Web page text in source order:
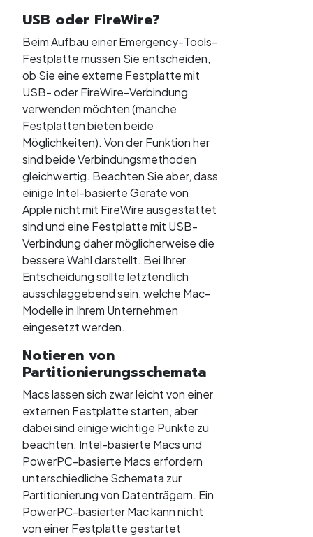
USB oder FireWire?
Beim Aufbau einer Emergency-Tools-
Festplatte müssen Sie entscheiden,
ob Sie eine externe Festplatte mit
USB- oder FireWire-Verbindung
verwenden möchten (manche
Festplatten bieten beide
Möglichkeiten). Von der Funktion her
sind beide Verbindungsmethoden
gleichwertig. Beachten Sie aber, dass
einige Intel-basierte Geräte von
Apple nicht mit FireWire ausgestattet
sind und eine Festplatte mit USB-
Verbindung daher möglicherweise die
bessere Wahl darstellt. Bei Ihrer
Entscheidung sollte letztendlich
ausschlaggebend sein, welche Mac-
Modelle in Ihrem Unternehmen
eingesetzt werden.
Notieren von
Partitionierungsschemata
Macs lassen sich zwar leicht von einer
externen Festplatte starten, aber
dabei sind einige wichtige Punkte zu
beachten. Intel-basierte Macs und
PowerPC-basierte Macs erfordern
unterschiedliche Schemata zur
Partitionierung von Datenträgern. Ein
PowerPC-basierter Mac kann nicht
von einer Festplatte gestartet